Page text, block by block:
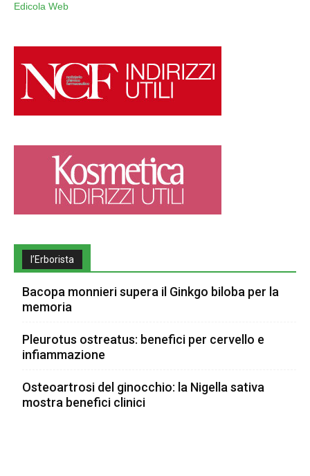
Edicola Web
l’Erborista
Bacopa monnieri supera il Ginkgo biloba per la
memoria
Pleurotus ostreatus: benefici per cervello e
infiammazione
Osteoartrosi del ginocchio: la Nigella sativa
mostra benefici clinici